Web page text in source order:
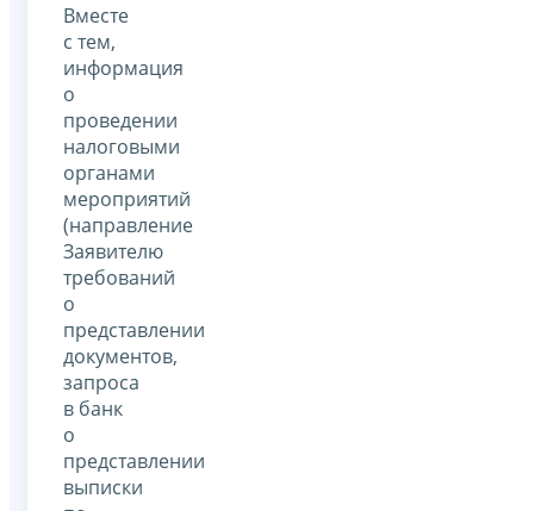
Вместе
с тем,
информация
о
проведении
налоговыми
органами
мероприятий
(направление
Заявителю
требований
о
представлении
документов,
запроса
в банк
о
представлении
выписки